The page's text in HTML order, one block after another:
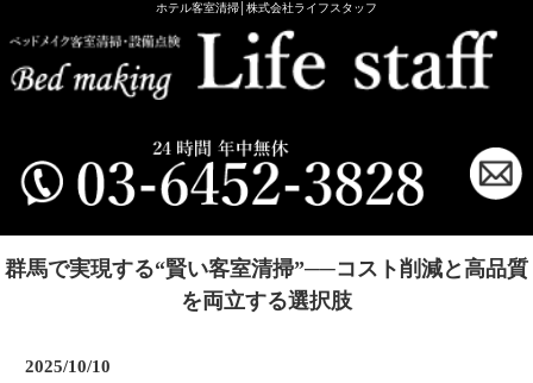
ホテル客室清掃│株式会社ライフスタッフ
群馬で実現する“賢い客室清掃”──コスト削減と高品質
を両立する選択肢
2025/10/10